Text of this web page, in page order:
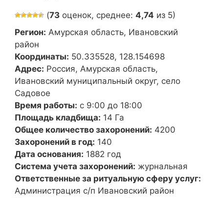
(73 оценок, среднее: 4,74 из 5)
Регион: Амурская область, Ивановский
район
Координаты: 50.335528, 128.154698
Адрес: Россия, Амурская область,
Ивановский муниципальный округ, село
Садовое
Время работы: с 9:00 до 18:00
Площадь кладбища: 14 Га
Общее количество захоронений: 4200
Захоронений в год: 140
Дата основания: 1882 год
Система учета захоронений: журнальная
Ответственные за ритуальную сферу услуг:
Администрация с/п Ивановский район